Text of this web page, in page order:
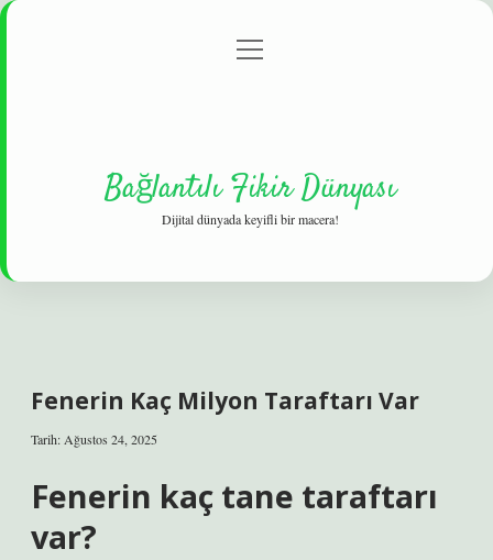
Gizlilik Politikası
menüyü
Bağlantılı Fikir Dünyası
Dijital dünyada keyifli bir macera!
Fenerin Kaç Milyon Taraftarı Var
Tarih: Ağustos 24, 2025
Fenerin kaç tane taraftarı
var?